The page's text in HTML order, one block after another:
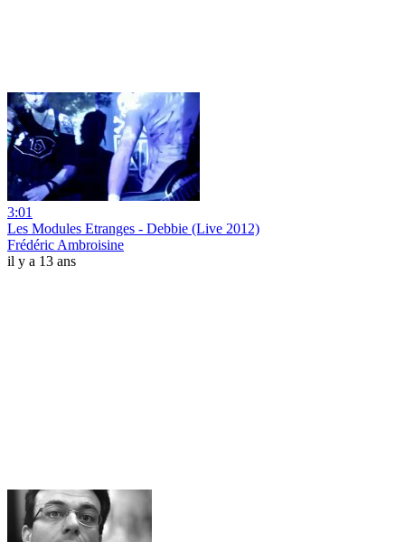
3:01
Les Modules Etranges - Debbie (Live 2012)
Frédéric Ambroisine
il y a 13 ans